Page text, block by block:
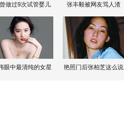
做过9次试管婴儿 张丰毅被网友骂人渣
眼中最清纯的女星 艳照门后张柏芝这么说